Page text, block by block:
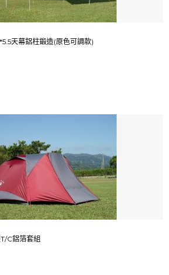
天幕鋁柱鍛造(原色可調款)
C鋁箔套組